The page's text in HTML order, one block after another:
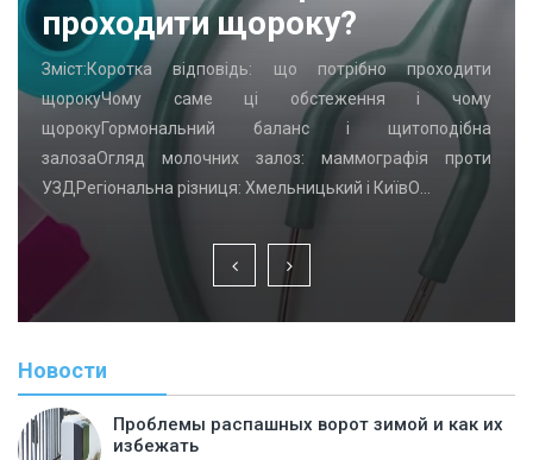
проходити щороку?
Зміст:Коротка відповідь: що потрібно проходити
щорокуЧому саме ці обстеження і чому
щорокуГормональний баланс і щитоподібна
залозаОгляд молочних залоз: маммографія проти
УЗДРегіональна різниця: Хмельницький і КиївО…
Новости
Проблемы распашных ворот зимой и как их
избежать